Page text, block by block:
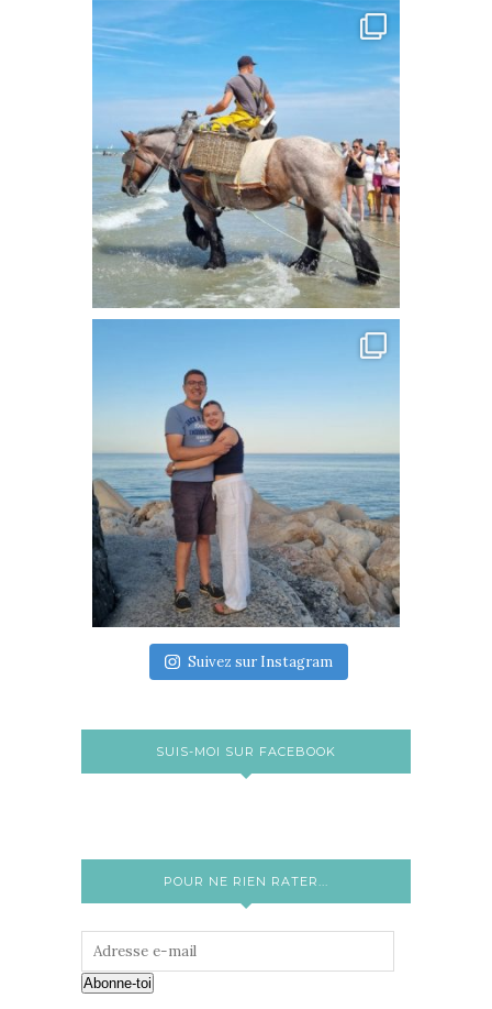
Suivez sur Instagram
SUIS-MOI SUR FACEBOOK
POUR NE RIEN RATER...
Abonne-toi